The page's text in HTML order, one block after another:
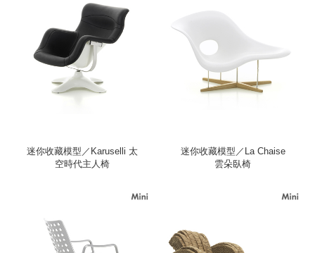
迷你收藏模型／Karuselli 太
空時代主人椅
迷你收藏模型／La Chaise
雲朵臥椅